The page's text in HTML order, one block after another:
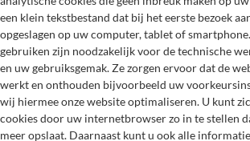
een klein tekstbestand dat bij het eerste bezoek
opgeslagen op uw computer, tablet of
gebruiken zijn noodzakelijk voor de technische
en uw gebruiksgemak. Ze zorgen ervoor dat de
werkt en onthouden bijvoorbeeld uw
wij hiermee onze website optimaliseren. U kunt
cookies door uw internetbrowser zo in te stellen
meer opslaat. Daarnaast kunt u ook alle